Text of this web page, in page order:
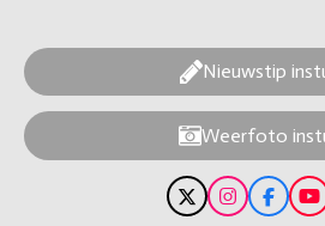
Nieuwstip
Weerfoto
X
I
n
F
a
Y
o